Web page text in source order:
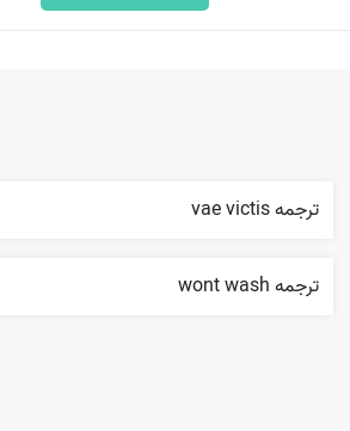
ترجمه vae victis
ترجمه wont wash